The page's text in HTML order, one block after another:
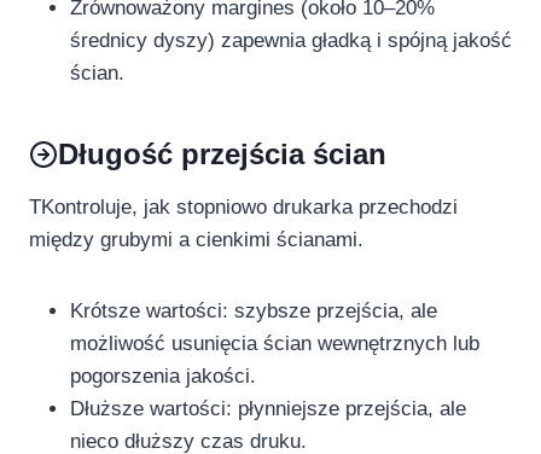
Zrównoważony margines (około 10–20%
średnicy dyszy) zapewnia gładką i spójną jakość
ścian.
Długość przejścia ścian
TKontroluje, jak stopniowo drukarka przechodzi
między grubymi a cienkimi ścianami.
Krótsze wartości: szybsze przejścia, ale
możliwość usunięcia ścian wewnętrznych lub
pogorszenia jakości.
Dłuższe wartości: płynniejsze przejścia, ale
nieco dłuższy czas druku.